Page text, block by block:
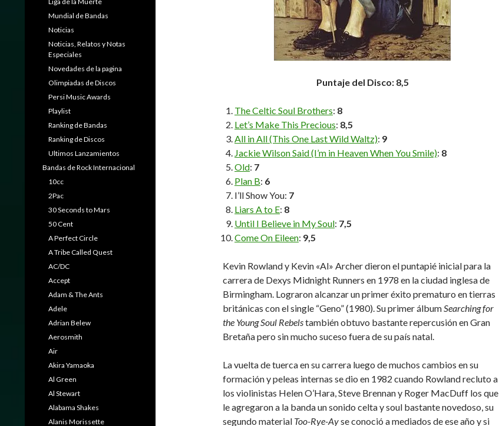
Puntaje del Disco: 8,5
The Celtic Soul Brothers: 8
Let’s Make This Precious: 8,5
All in All (This One Last Wild Waltz): 9
Jackie Wilson Said (I’m in Heaven When You Smile): 8
Old: 7
Plan B: 6
I’ll Show You: 7
Liars A to E: 8
Until I Believe in My Soul: 7,5
Come On Eileen: 9,5
Kevin Rowland y Kevin «Al» Archer dieron el puntapié inicial para la
carrera de Dexys Midnight Runners en 1978 en la ciudad inglesa de
Birmingham. Lograron alcanzar un primer éxito prematuro en tierras
británicas con el single “Geno” (1980). Su primer álbumSearching for
the Young Soul Rebelstambién obtuvo bastante repercusión en Gran
Bretaña pero sin mucho suceso fuera de su país natal.
La vuelta de tuerca en su carrera luego de muchos cambios en su
formación y peleas internas se dio en 1982 cuando Rowland recluto a
los violinistas Helen O’Hara, Steve Brennan y Roger MacDuff los que
le agregaron a la banda un sonido celta y soul bastante novedoso, su
segundo material Too-Rye-Ayse conoció a mediados de ese año y si
Mundial de Bandas
Noticias
Noticias, Relatos y Notas
Especiales
Novedades de la pagina
Olimpiadas de Discos
Persi Music Awards
Playlist
Ranking de Bandas
Ranking de Discos
Ultimos Lanzamientos
Bandas de Rock Internacional
10cc
2Pac
30 Seconds to Mars
50 Cent
A Perfect Circle
A Tribe Called Quest
AC/DC
Accept
Adam & The Ants
Adele
Adrian Belew
Aerosmith
Air
Akira Yamaoka
Al Green
Al Stewart
Alabama Shakes
Alanis Morissette